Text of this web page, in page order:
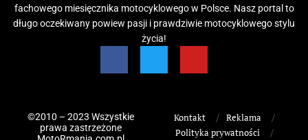
fachowego miesięcznika motocyklowego w Polsce. Nasz portal to
długo oczekiwany powiew pasji i prawdziwie motocyklowego stylu
życia!
©2010 – 2023 Wszystkie
prawa zastrzeżone
Kontakt
Reklama
Polityka prywatności